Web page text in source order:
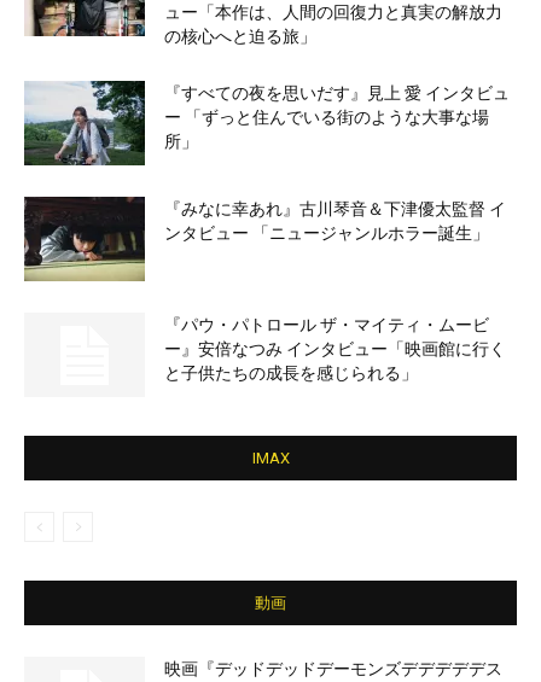
ュー「本作は、人間の回復力と真実の解放力
の核心へと迫る旅」
『すべての夜を思いだす』見上 愛 インタビュ
ー 「ずっと住んでいる街のような大事な場
所」
『みなに幸あれ』古川琴音＆下津優太監督 イ
ンタビュー 「ニュージャンルホラー誕生」
『パウ・パトロール ザ・マイティ・ムービ
ー』安倍なつみ インタビュー「映画館に行く
と子供たちの成長を感じられる」
IMAX
動画
映画『デッドデッドデーモンズデデデデデス